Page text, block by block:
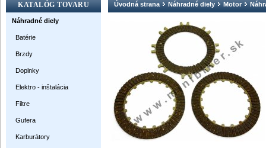
KATALÓG TOVARU
Náhradné diely
Batérie
Brzdy
Doplnky
Elektro - inštalácia
Filtre
Gufera
Karburátory
Úvodná strana Náhradné diely Motor